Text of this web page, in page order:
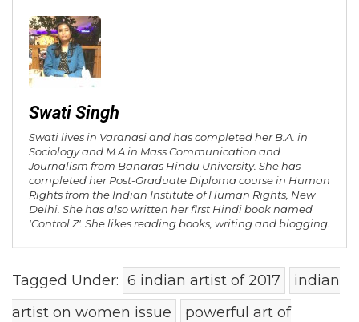
Swati Singh
Swati lives in Varanasi and has completed her B.A. in
Sociology and M.A in Mass Communication and
Journalism from Banaras Hindu University. She has
completed her Post-Graduate Diploma course in Human
Rights from the Indian Institute of Human Rights, New
Delhi. She has also written her first Hindi book named
'Control Z'. She likes reading books, writing and blogging.
Tagged Under: 6 indian artist of 2017
indian
artist on women issue
powerful art of